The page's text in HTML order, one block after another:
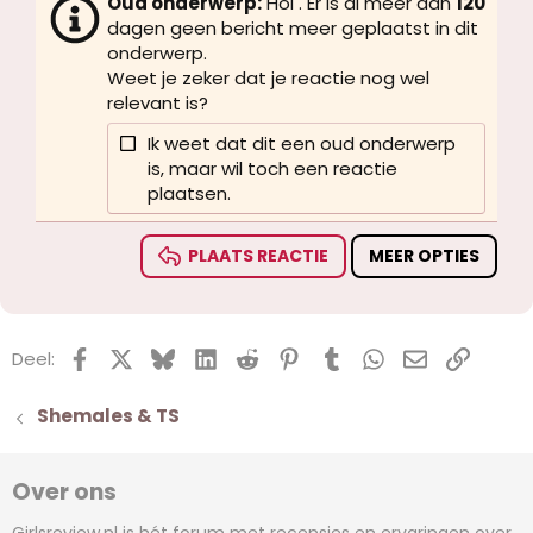
22
26
Times New Roman
Trebuchet MS
Verdana
dagen geen bericht meer geplaatst in dit
onderwerp.
Weet je zeker dat je reactie nog wel
relevant is?
Ik weet dat dit een oud onderwerp
is, maar wil toch een reactie
plaatsen.
PLAATS REACTIE MEER OPTIES
Deel: FacebookX (Twitter)
BlueskyLinkedIn
Reddit Pinterest
Tumblr WhatsApp
E-mail
Shemales & TS
Over ons